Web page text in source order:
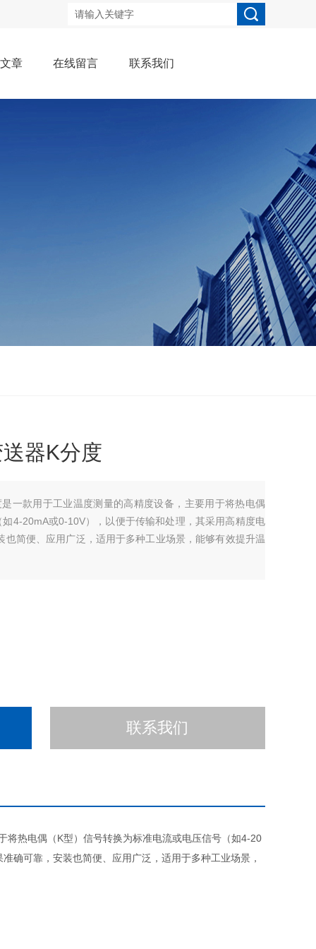
章 在线留言 联系我们
器K分度
一款用于工业温度测量的高精度设备，主要用于将热电偶
4-20mA或0-10V），以便于传输和处理，其采用高精度电
简便、应用广泛，适用于多种工业场景，能够有效提升温
联系我们
将热电偶（K型）信号转换为标准电流或电压信号（如4-20
确可靠，安装也简便、应用广泛，适用于多种工业场景，